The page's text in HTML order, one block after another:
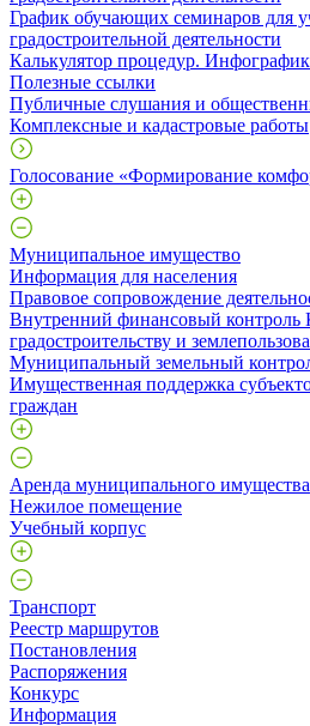
График обучающих семинаров для
градостроительной деятельности
Калькулятор процедур.
Полезные ссылки
Публичные слушания и
Комплексные и кадастровые работы
Голосование «Формирование
Муниципальное имущество
Информация для населения
Правовое сопровождение
Внутренний финансовый контроль
градостроительству и
Муниципальный земельный
Имущественная поддержка
граждан
Аренда муниципального имущества
Нежилое помещение
Учебный корпус
Транспорт
Реестр маршрутов
Постановления
Распоряжения
Конкурс
Информация